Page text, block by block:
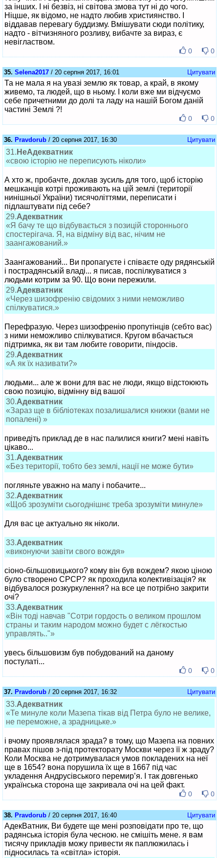
за інших. І ні безвіз, ні світова змова тут ні до чого.
Ніцше, як відомо, не надто любив християнство. І
віддавав перевагу буддизму. Вмішувати сюди політику,
надто - вітчизняного розливу, вибачте за вираз, є
невіглаством.
0 0
35. Selena2017 / 20 серпня 2017, 16:01 Цитувати
Та не мала я на увазі землю як товар, а край, в якому
живемо, та людей, що в ньому. І коли вже ми відчуємо
себе причетними до долі та ладу на нашій Богом даній
частині Землі ?!
0 0
36. Pravdorub / 20 серпня 2017, 16:30 Цитувати
31. НеАдекватник
«свою історію не переписують ніколи»
А хто ж, пробачте, доклав зусиль для того, щоб історію
мешканців котрі проживають на цій землі (території
нинішньої України) тисячоліттями, переписати і
підлаштувати під себе?
29.Адекватник
«Я бачу те що відбувається з позицій стороннього
спостерігача. Я, на відміну від вас, нічим не
заангажований.»
Заангажований... Ви пропагуєте і співаєте оду рядянській
і пострадянській владі... я писав, поспілкуватися з
людьми котрим за 90. Що вони пережили.
29.Адекватник
«Через шизофренію свідомих з ними неможливо
спілкуватися.»
Перефразую. Через шизофренію пропутінців (себто вас)
з ними неможливо спілкуватися. Кругом вбачається
підтримка, як ви там любите говорити, піндосів.
29.Адекватник
«А як їх називати?»
людьми... але ж вони для вас не люди, якщо відстоюють
свою позицію, відмінну від вашої
30.Адекватник
«Зараз ще в бібліотеках позалишалися книжки (вами не
попалені) »
приведіть приклад де в нас палилися книги? мені навіть
цікаво...
31.Адекватник
«Без території, тобто без землі, нації не може бути»
погляньте уважно на мапу і побачите...
32.Адекватник
«Щоб зрозуміти сьогоднішнє треба зрозуміти минуле»
Для вас це актуально як ніколи.
33.Адекватник
«виконуючи завіти свого вождя»
сіоно-більшовицького? кому він був вождем? якою ціною
було створено СРСР? як проходила колективізація? як
відбувалося розкуркулення? на все це потрібно закрити
очі?
33.Адекватник
«Він тоді навчав "Сотри гордость о великом прошлом
страны и таким народом можно будет с лёгкостью
управлять.."»
увесь більшовизм був побудований на даному
постулаті...
0 0
37. Pravdorub / 20 серпня 2017, 16:32 Цитувати
33.Адекватник
«Те минуле коли Мазепа тікав від Петра було не велике,
не переможне, а зрадницьке.»
і вчому проявлялася зрада? в тому, що Мазепа на повних
правах пішов з-під протекторату Москви через її ж зраду?
Коли Москва не дотримувалася умов покладених на неї
ще в 1654? вона порушила їх ще в 1667 під час
укладення Андрусівського перемир’я. І так довгенько
українська сторона ще закривала очі на цей факт.
0 0
38. Pravdorub / 20 серпня 2017, 16:40 Цитувати
АдекВатник, Ви будете ще мені розповідати про те, що
радянська історія була чесною. не смішіть мене. я вам
тисячу прикладів можу привести як паплюжилась і
підносилась та «світла» історія.